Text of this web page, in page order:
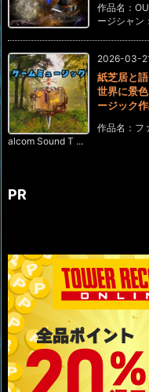
作品名：
ージシャン
2026-03-
紙芝居と
世界に景
ージック
作品名：フ
alcom Sound T ...
PR